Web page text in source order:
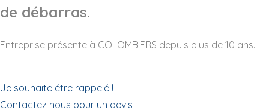
de débarras.
Entreprise présente à COLOMBIERS depuis plus de 10 ans.
Je souhaite étre rappelé !
Contactez nous pour un devis !